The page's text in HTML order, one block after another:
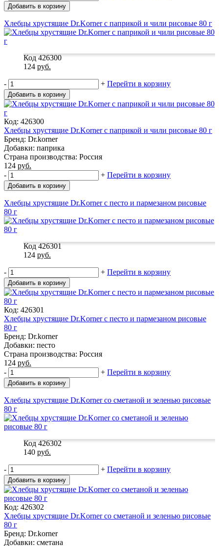
Добавить в корзину
Хлебцы хрустящие Dr.Korner с паприкой и чили рисовые 80 г
Код 426300
124 руб.
- + Перейти в корзину
Добавить в корзину
Код: 426300
Хлебцы хрустящие Dr.Korner с паприкой и чили рисовые 80 г
Бренд: Dr.korner
Добавки: паприка
Страна производства: Россия
124 руб.
-
+ Перейти в корзину
Добавить в корзину
Хлебцы хрустящие Dr.Korner с песто и пармезаном рисовые
80 г
Код 426301
124 руб.
- + Перейти в корзину
Добавить в корзину
Код: 426301
Хлебцы хрустящие Dr.Korner с песто и пармезаном рисовые
80 г
Бренд: Dr.korner
Добавки: песто
Страна производства: Россия
124 руб.
-
+ Перейти в корзину
Добавить в корзину
Хлебцы хрустящие Dr.Korner со сметаной и зеленью рисовые
80 г
Код 426302
140 руб.
- + Перейти в корзину
Добавить в корзину
Код: 426302
Хлебцы хрустящие Dr.Korner со сметаной и зеленью рисовые
80 г
Бренд: Dr.korner
Добавки: сметана